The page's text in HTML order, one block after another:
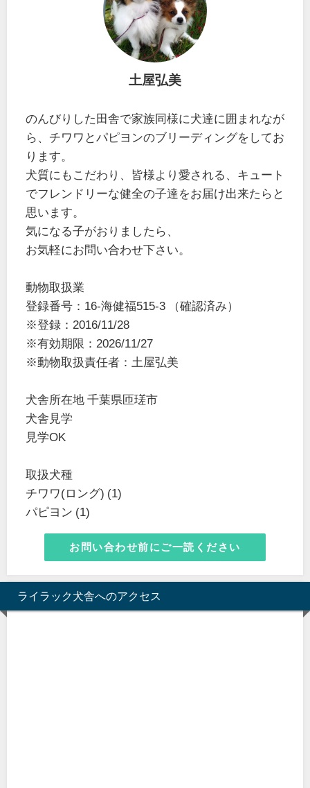
土屋弘美
のんびりした田舎で家族同様に犬達に囲まれなが
ら、チワワとパピヨンのブリーディングをしてお
ります。
犬質にもこだわり、皆様より愛される、キュート
でフレンドリーな健全の子達をお届け出来たらと
思います。
気になる子がおりましたら、
お気軽にお問い合わせ下さい。
動物取扱業
登録番号：16-海健福515-3 （確認済み）
※登録：2016/11/28
※有効期限：2026/11/27
※動物取扱責任者：土屋弘美
犬舎所在地 千葉県匝瑳市
犬舎見学
見学OK
取扱犬種
チワワ(ロング) (1)
パピヨン (1)
お問い合わせ前にご一読ください
ライラック犬舎へのアクセス